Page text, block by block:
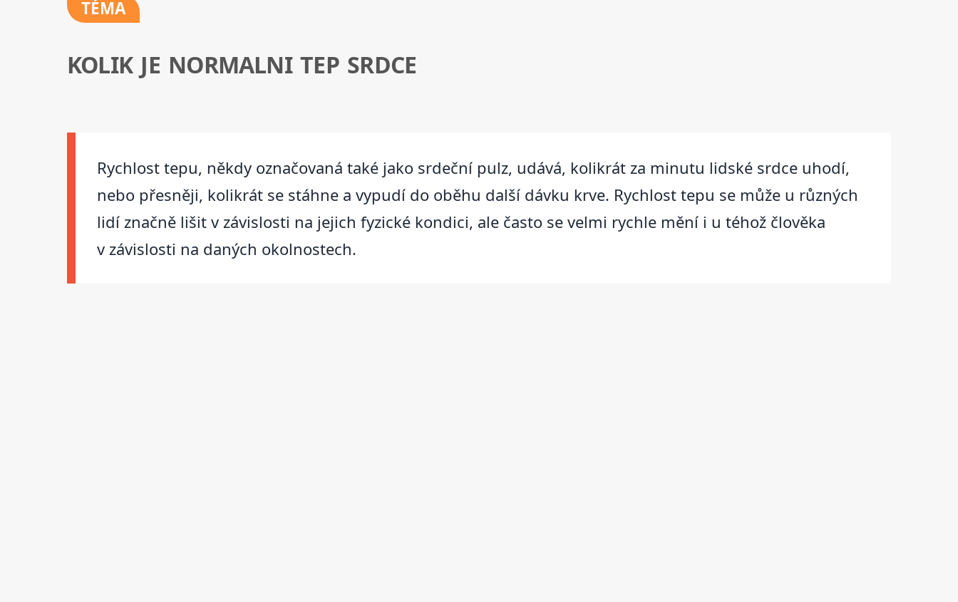
TÉMA
KOLIK JE NORMALNI TEP SRDCE
Rychlost tepu, někdy označovaná také jako srdeční pulz, udává, kolikrát za minutu lidské srdce uhodí,
nebo přesněji, kolikrát se stáhne a vypudí do oběhu další dávku krve. Rychlost tepu se může u různých
lidí značně lišit v závislosti na jejich fyzické kondici, ale často se velmi rychle mění i u téhož člověka
v závislosti na daných okolnostech.